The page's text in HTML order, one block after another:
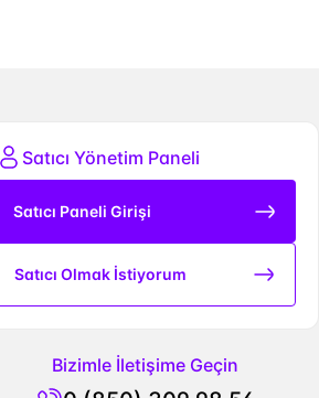
Satıcı Yönetim Paneli
Satıcı Paneli Girişi
Satıcı Olmak İstiyorum
Bizimle İletişime Geçin